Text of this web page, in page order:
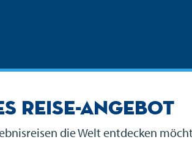
Reise-Angebot
die Welt entdecken